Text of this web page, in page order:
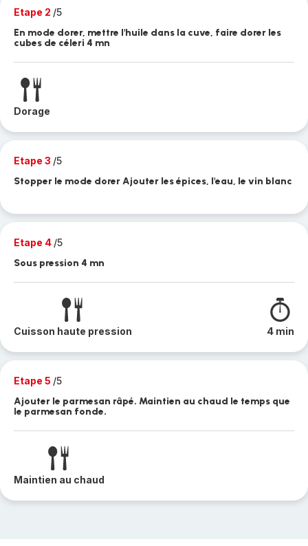
Etape 2 /5
En mode dorer, mettre l'huile dans la cuve, faire dorer les
cubes de céleri 4 mn
Dorage
Etape 3 /5
Stopper le mode dorer Ajouter les épices, l'eau, le vin blanc
Etape 4 /5
Sous pression 4 mn
Cuisson haute pression 4 min
Etape 5 /5
Ajouter le parmesan râpé. Maintien au chaud le temps que
le parmesan fonde.
Maintien au chaud